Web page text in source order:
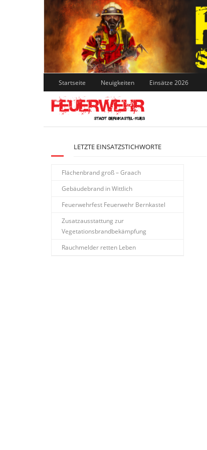
Skip
to
content
Startseite Neuigkeiten Einsätze 2026
LETZTE EINSATZSTICHWORTE
Flächenbrand groß – Graach
Gebäudebrand in Wittlich
Feuerwehrfest Feuerwehr Bernkastel
Zusatzausstattung zur
Vegetationsbrandbekämpfung
Rauchmelder retten Leben